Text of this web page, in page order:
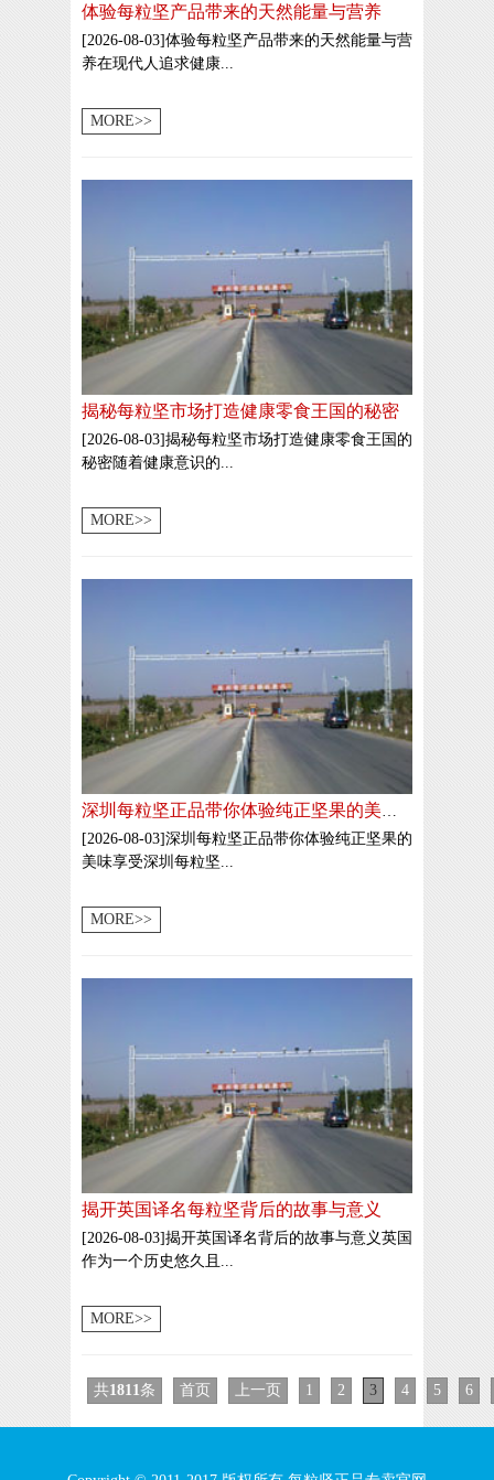
体验每粒坚产品带来的天然能量与营养
[2026-08-03]体验每粒坚产品带来的天然能量与营
养在现代人追求健康...
MORE>>
揭秘每粒坚市场打造健康零食王国的秘密
[2026-08-03]揭秘每粒坚市场打造健康零食王国的
秘密随着健康意识的...
MORE>>
[2026-08-03]深圳每粒坚正品带你体验纯正坚果的
美味享受深圳每粒坚...
MORE>>
揭开英国译名每粒坚背后的故事与意义
[2026-08-03]揭开英国译名背后的故事与意义英国
作为一个历史悠久且...
MORE>>
共1811 条 首页 上一页 1 2 3 4 5 6